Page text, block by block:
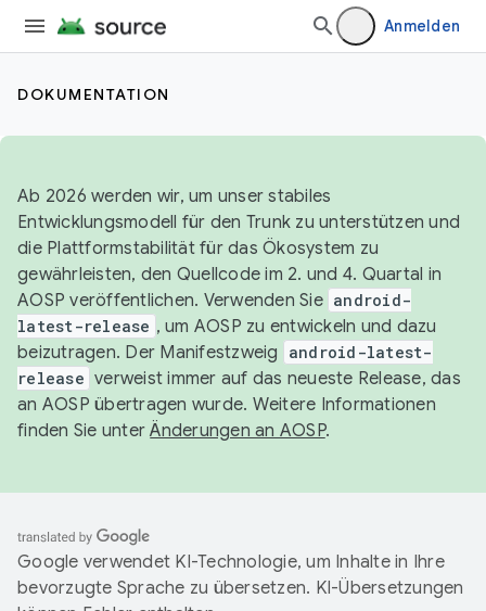
Anmelden
DOKUMENTATION
Ab 2026 werden wir, um unser stabiles
Entwicklungsmodell für den Trunk zu unterstützen und
die Plattformstabilität für das Ökosystem zu
gewährleisten, den Quellcode im 2. und 4. Quartal in
AOSP veröffentlichen. Verwenden Sie android-
latest-release , um AOSP zu entwickeln und dazu
beizutragen. Der Manifestzweig
android-latest-
release verweist immer auf das neueste Release, das
an AOSP übertragen wurde. Weitere Informationen
finden Sie unterÄnderungen an AOSP.
Google verwendet KI-Technologie, um Inhalte in Ihre
bevorzugte Sprache zu übersetzen. KI-Übersetzungen